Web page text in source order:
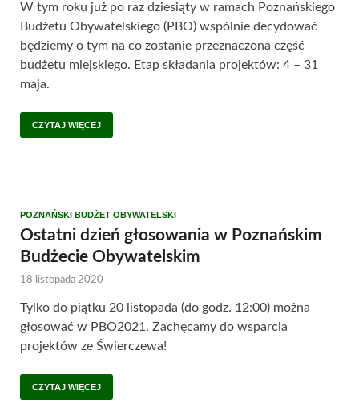
W tym roku już po raz dziesiąty w ramach Poznańskiego
Budżetu Obywatelskiego (PBO) wspólnie decydować
będziemy o tym na co zostanie przeznaczona część
budżetu miejskiego. Etap składania projektów: 4 – 31
maja.
CZYTAJ WIĘCEJ
POZNAŃSKI BUDŻET OBYWATELSKI
Ostatni dzień głosowania w Poznańskim
Budżecie Obywatelskim
18 listopada 2020
Tylko do piątku 20 listopada (do godz. 12:00) można
głosować w PBO2021. Zachęcamy do wsparcia
projektów ze Świerczewa!
CZYTAJ WIĘCEJ